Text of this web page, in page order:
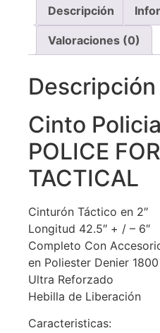
Descripción
Valoraciones (0)
Descripción
Cinto
POLICE
TACTICAL
Cinturón Táctico en 2″
Longitud 42.5″ + / – 6″
Completo Con
en Poliester Denier 1800
Ultra Reforzado
Hebilla de Liberación
Caracteristicas: